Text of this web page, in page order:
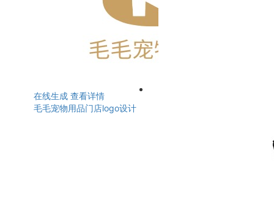
在线生成 查看详情
毛毛宠物用品门店logo设计